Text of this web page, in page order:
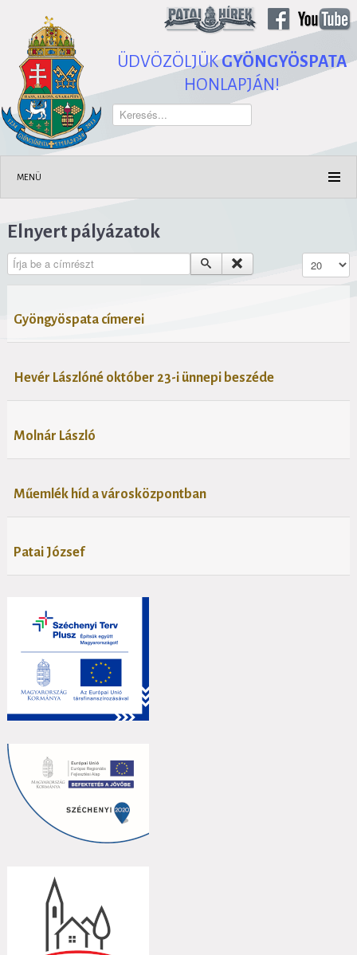
ÜDVÖZÖLJÜKGYÖNGYÖSPATA
HONLAPJÁN!
Keresés...
MENÜ
Elnyert pályázatok
Írja be a címrészt
Gyöngyöspata címerei
Hevér Lászlóné október 23-i ünnepi beszéde
Molnár László
Műemlék híd a városközpontban
Patai József